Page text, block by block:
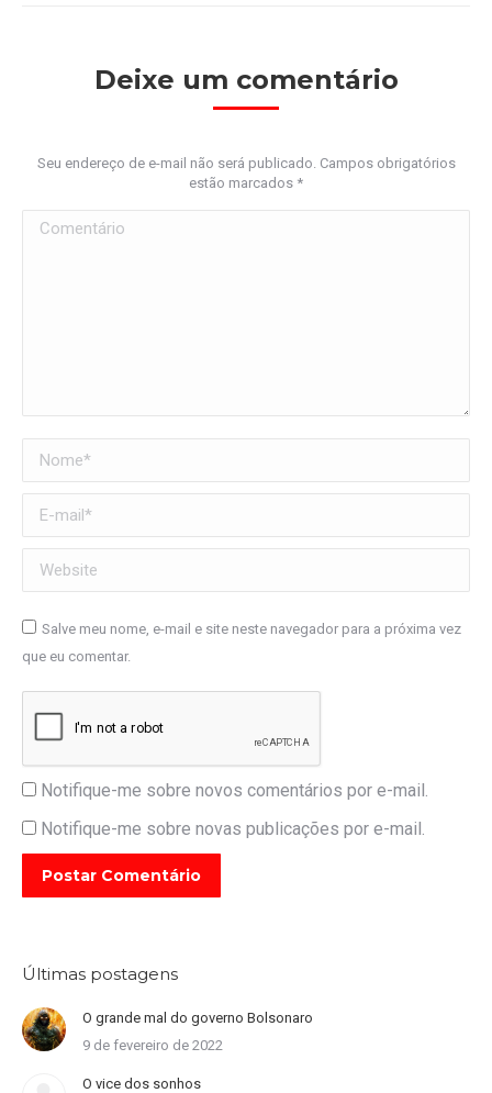
Deixe um comentário
Seu endereço de e-mail não será publicado. Campos obrigatórios
estão marcados *
Comentário
Nome *
E-mail *
Website
Salve meu nome, e-mail e site neste navegador para a próxima vez
que eu comentar.
Notifique-me sobre novos comentários por e-mail.
Notifique-me sobre novas publicações por e-mail.
Postar Comentário
Últimas postagens
O grande mal do governo Bolsonaro
9 de fevereiro de 2022
O vice dos sonhos